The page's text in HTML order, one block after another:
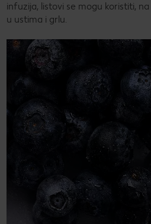
infuzija, listovi se mogu koristiti,
u ustima i grlu.